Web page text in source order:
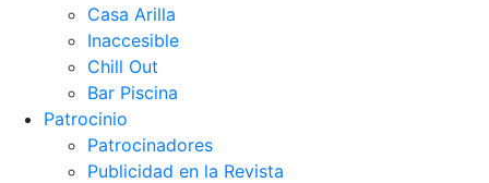
Casa Arilla
Inaccesible
Chill Out
Bar Piscina
Patrocinio
Patrocinadores
Publicidad en la Revista